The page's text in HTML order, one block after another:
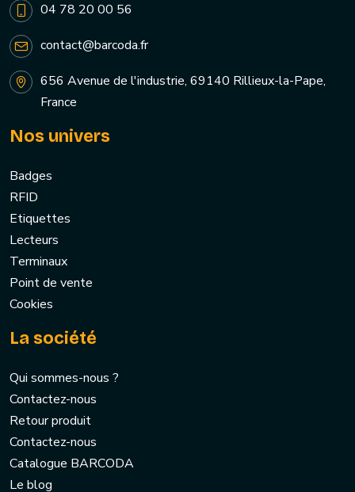
04 78 20 00 56
contact@barcoda.fr
656 Avenue de l'industrie, 69140 Rillieux-la-Pape,
France
Nos univers
Badges
RFID
Etiquettes
Lecteurs
Terminaux
Point de vente
Cookies
La société
Qui sommes-nous ?
Contactez-nous
Retour produit
Contactez-nous
Catalogue BARCODA
Le blog